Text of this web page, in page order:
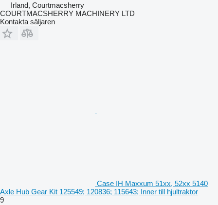
Irland, Courtmacsherry
COURTMACSHERRY MACHINERY LTD
Kontakta säljaren
Case IH Maxxum 51xx, 52xx 5140
Axle Hub Gear Kit 125549; 120836; 115643; Inner till hjultraktor
9